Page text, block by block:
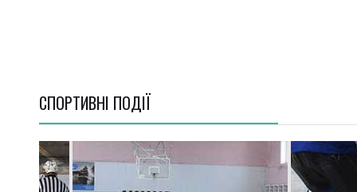
СПОРТИВНI ПОДІЇ